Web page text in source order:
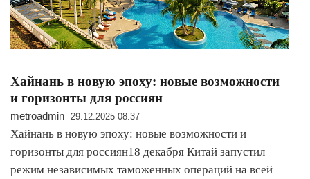
Хайнань в новую эпоху: новые возможности
и горизонты для россиян
metroadmin 29.12.2025 08:37
Хайнань в новую эпоху: новые возможности и
горизонты для россиян18 декабря Китай запустил
режим независимых таможенных операций на всей